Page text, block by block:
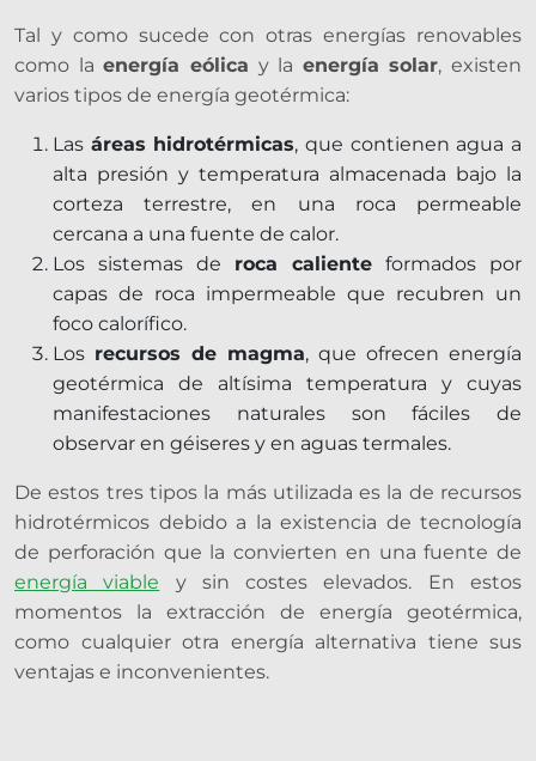
Tal y como sucede con otras energías renovables
como laenergía eólica y la energía solar, existen
varios tipos de energía geotérmica:
Las áreas hidrotérmicas, que contienen agua a
alta presión y temperatura almacenada bajo la
corteza terrestre, en una roca permeable
cercana a una fuente de calor.
Los sistemas de roca caliente formados por
capas de roca impermeable que recubren un
foco calorífico.
Los recursos de magma, que ofrecen energía
geotérmica de altísima temperatura y cuyas
manifestaciones naturales son fáciles de
observar en géiseres y en aguas termales.
De estos tres tipos la más utilizada es la de recursos
hidrotérmicos debido a la existencia de tecnología
de perforación que la convierten en una fuente de
energía viable y sin costes elevados. En estos
momentos la extracción de energía geotérmica,
como cualquier otra energía alternativa tiene sus
ventajas e inconvenientes.